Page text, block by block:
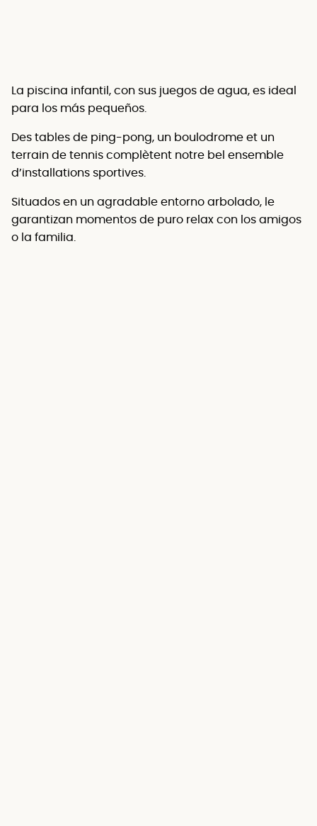
La piscina infantil, con sus juegos de agua, es ideal
para los más pequeños.
Des tables de ping-pong, un boulodrome et un
terrain de tennis complètent notre bel ensemble
d’installations sportives.
Situados en un agradable entorno arbolado, le
garantizan momentos de puro relax con los amigos
o la familia.